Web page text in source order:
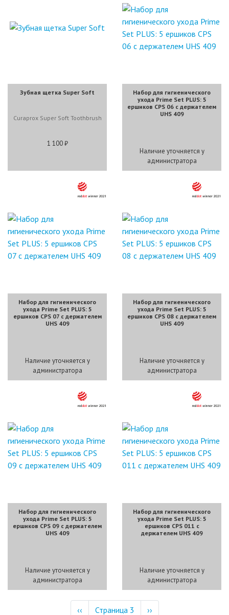
Зубная щетка Super Soft
Curaprox Super Soft Toothbrush
1 100 ₽
Набор для гигиенического
ухода Prime Set PLUS: 5
ершиков CPS 06 c держателем
UHS 409
Наличие уточняется у
администратора
Набор для гигиенического
ухода Prime Set PLUS: 5
ершиков CPS 07 c держателем
UHS 409
Наличие уточняется у
администратора
Набор для гигиенического
ухода Prime Set PLUS: 5
ершиков CPS 08 c держателем
UHS 409
Наличие уточняется у
администратора
Набор для гигиенического
ухода Prime Set PLUS: 5
ершиков CPS 09 c держателем
UHS 409
Наличие уточняется у
администратора
Набор для гигиенического
ухода Prime Set PLUS: 5
ершиков CPS 011 c
держателем UHS 409
Наличие уточняется у
администратора
Предыдущая
‹‹ Страница 3 Следующая
››